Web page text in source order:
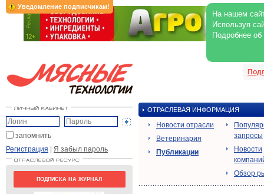
Уведомление подписчикам!
На нашем
Используя
Подробнее
запомнить
Регистрация | Я забыл пароль
ПОДПИСКА НА ЖУРНАЛ
ОТРАСЛЕВАЯ ИНФОРМАЦИЯ
Новости отрасли
Ветеринария
Публикации
запросы
Новости
Обзор